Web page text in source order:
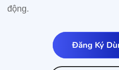
động.
Đăng Ký